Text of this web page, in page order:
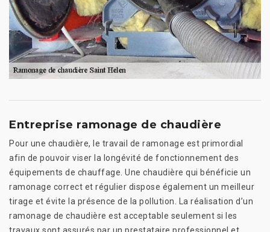
Entreprise ramonage de chaudière
Pour une chaudière, le travail de ramonage est primordial
afin de pouvoir viser la longévité de fonctionnement des
équipements de chauffage. Une chaudière qui bénéficie un
ramonage correct et régulier dispose également un meilleur
tirage et évite la présence de la pollution. La réalisation d’un
ramonage de chaudière est acceptable seulement si les
travaux sont assurés par un prestataire professionnel et